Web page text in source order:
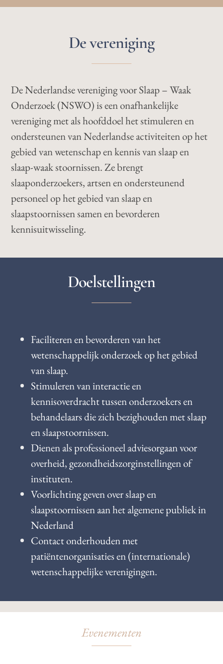
De vereniging
De Nederlandse vereniging voor Slaap – Waak
Onderzoek (NSWO) is een onafhankelijke
vereniging met als hoofddoel het stimuleren en
ondersteunen van Nederlandse activiteiten op het
gebied van wetenschap en kennis van slaap en
slaap-waak stoornissen. Ze brengt
slaaponderzoekers, artsen en ondersteunend
personeel op het gebied van slaap en
slaapstoornissen samen en bevorderen
kennisuitwisseling.
Doelstellingen
Faciliteren en bevorderen van het
wetenschappelijk onderzoek op het gebied
van slaap.
Stimuleren van interactie en
kennisoverdracht tussen onderzoekers en
behandelaars die zich bezighouden met slaap
en slaapstoornissen.
Dienen als professioneel adviesorgaan voor
overheid, gezondheidszorginstellingen of
instituten.
Voorlichting geven over slaap en
slaapstoornissen aan het algemene publiek in
Nederland
Contact onderhouden met
patiëntenorganisaties en (internationale)
wetenschappelijke verenigingen.
Evenementen